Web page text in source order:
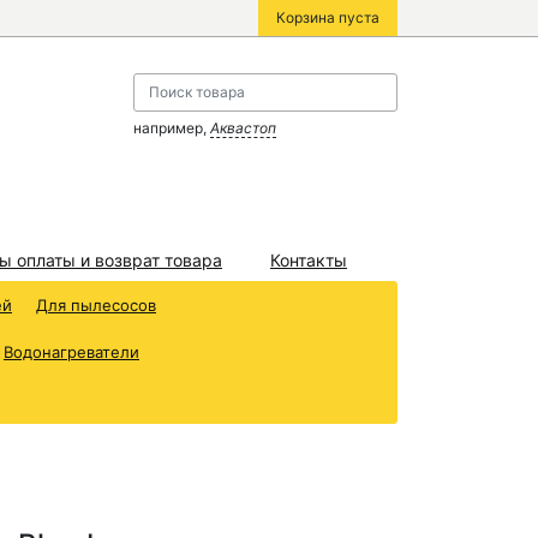
Корзина пуста
например, Аквастоп
оплаты и возврат товара Контакты
Для пылесосов
Водонагреватели